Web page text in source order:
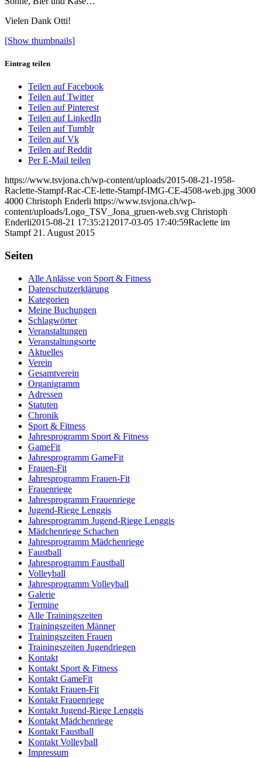
Vielen Dank Otti!
[Show thumbnails]
Eintrag teilen
Teilen auf Facebook
Teilen auf Twitter
Teilen auf Pinterest
Teilen auf LinkedIn
Teilen auf Tumblr
Teilen auf Vk
Teilen auf Reddit
Per E-Mail teilen
https://www.tsvjona.ch/wp-content/uploads/2015-08-21-1958-
Raclette-Stampf-Rac-CE-lette-Stampf-IMG-CE-4508-web.jpg 3000
4000 Christoph Enderli https://www.tsvjona.ch/wp-
content/uploads/Logo_TSV_Jona_gruen-web.svg Christoph
Enderli2015-08-21 17:35:212017-03-05 17:40:59Raclette im
Stampf 21. August 2015
Seiten
Alle Anlässe von Sport & Fitness
Datenschutzerklärung
Kategorien
Meine Buchungen
Schlagwörter
Veranstaltungen
Veranstaltungsorte
Aktuelles
Verein
Gesamtverein
Organigramm
Adressen
Statuten
Chronik
Sport & Fitness
Jahresprogramm Sport & Fitness
GameFit
Jahresprogramm GameFit
Frauen-Fit
Jahresprogramm Frauen-Fit
Frauenriege
Jahresprogramm Frauenriege
Jugend-Riege Lenggis
Jahresprogramm Jugend-Riege Lenggis
Mädchenriege Schachen
Jahresprogramm Mädchenriege
Faustball
Jahresprogramm Faustball
Volleyball
Jahresprogramm Volleyball
Galerie
Termine
Alle Trainingszeiten
Trainingszeiten Männer
Trainingszeiten Frauen
Trainingszeiten Jugendriegen
Kontakt
Kontakt Sport & Fitness
Kontakt GameFit
Kontakt Frauen-Fit
Kontakt Frauenriege
Kontakt Jugend-Riege Lenggis
Kontakt Mädchenriege
Kontakt Faustball
Kontakt Volleyball
Impressum